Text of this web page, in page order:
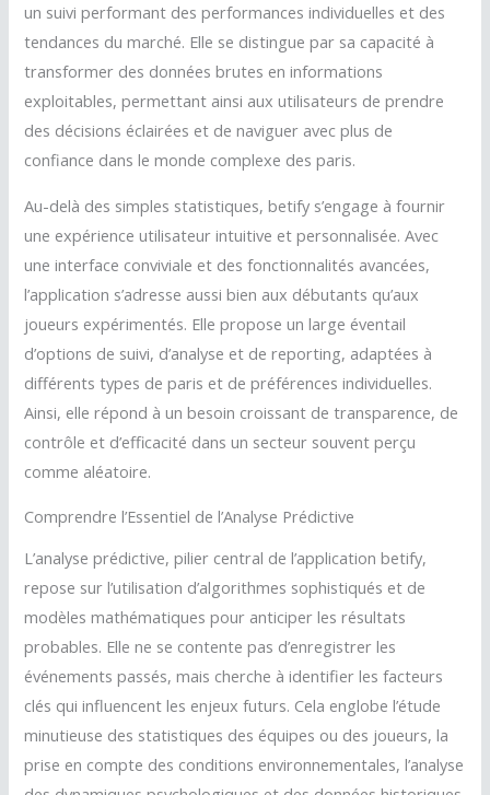
un suivi performant des performances individuelles et des
tendances du marché. Elle se distingue par sa capacité à
transformer des données brutes en informations
exploitables, permettant ainsi aux utilisateurs de prendre
des décisions éclairées et de naviguer avec plus de
confiance dans le monde complexe des paris.
Au-delà des simples statistiques, betify s’engage à fournir
une expérience utilisateur intuitive et personnalisée. Avec
une interface conviviale et des fonctionnalités avancées,
l’application s’adresse aussi bien aux débutants qu’aux
joueurs expérimentés. Elle propose un large éventail
d’options de suivi, d’analyse et de reporting, adaptées à
différents types de paris et de préférences individuelles.
Ainsi, elle répond à un besoin croissant de transparence, de
contrôle et d’efficacité dans un secteur souvent perçu
comme aléatoire.
Comprendre l’Essentiel de l’Analyse Prédictive
L’analyse prédictive, pilier central de l’application betify,
repose sur l’utilisation d’algorithmes sophistiqués et de
modèles mathématiques pour anticiper les résultats
probables. Elle ne se contente pas d’enregistrer les
événements passés, mais cherche à identifier les facteurs
clés qui influencent les enjeux futurs. Cela englobe l’étude
minutieuse des statistiques des équipes ou des joueurs, la
prise en compte des conditions environnementales, l’analyse